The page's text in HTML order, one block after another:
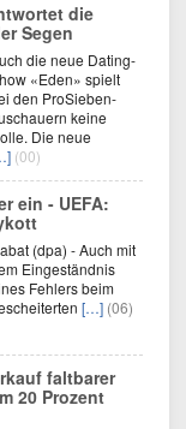
die
Segen
die neue Dating-
«Eden» spielt
den ProSieben-
keine
Die neue
(00)
ein - UEFA:
(dpa) - Auch mit
Eingeständnis
Fehlers beim
[…] (06)
faltbarer
20 Prozent